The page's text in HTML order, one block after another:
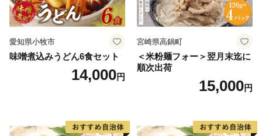
愛知県小牧市
味噌煮込みうどん6食セット
14,000円
宮崎県高鍋町
＜米粉麺フォー＞翌月末迄に
順次出荷
15,000円